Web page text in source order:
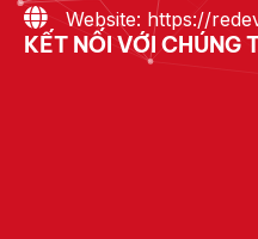
Website: https://
KẾT NỐI VỚI CHÚNG